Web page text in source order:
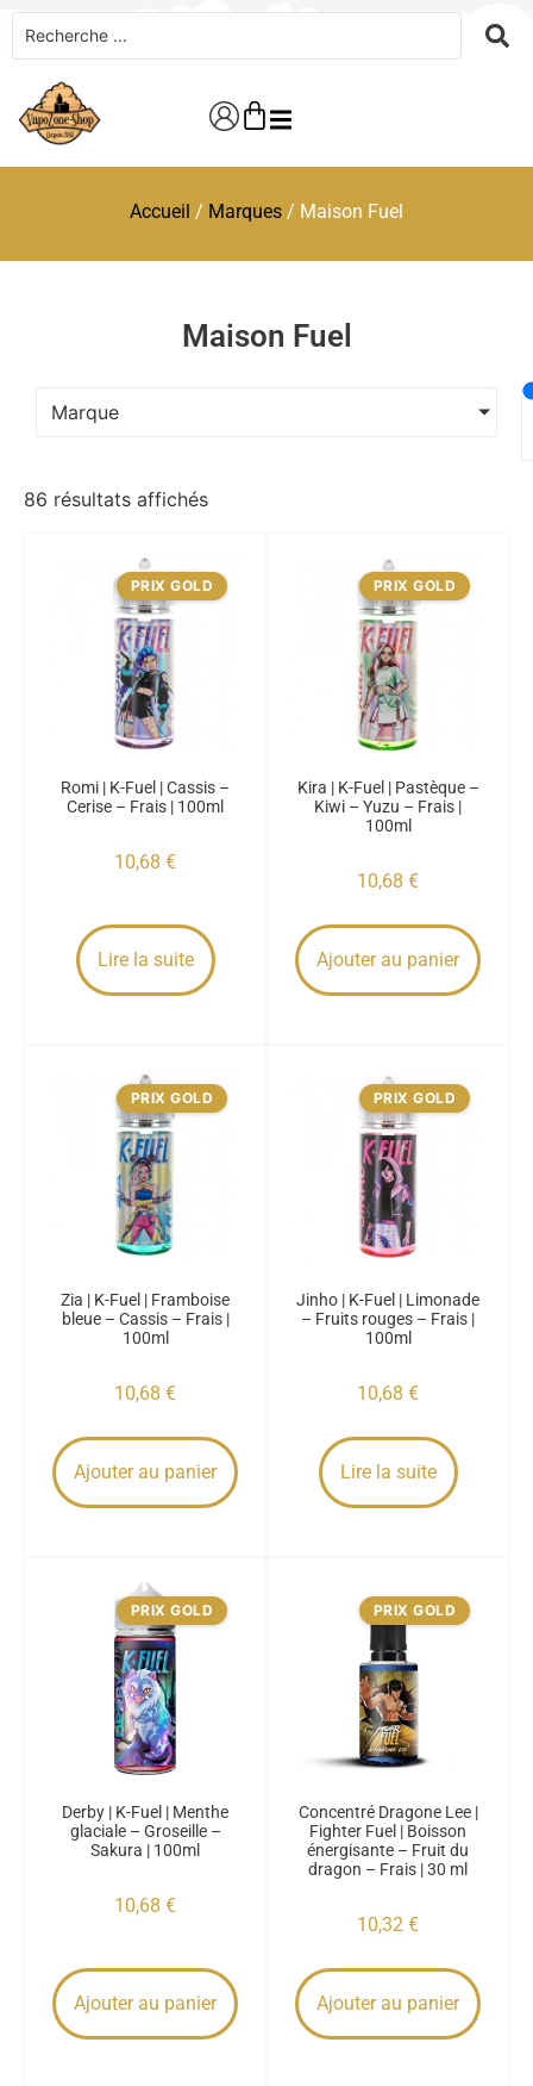
Accueil / Marques / Maison Fuel
Maison Fuel
Marque
86 résultats affichés
PRIX GOLD
Romi | K-Fuel | Cassis –
Cerise – Frais | 100ml
10,68 €
Lire la suite
PRIX GOLD
Kira | K-Fuel | Pastèque –
Kiwi – Yuzu – Frais |
100ml
10,68 €
Ajouter au panier
PRIX GOLD
Zia | K-Fuel | Framboise
bleue – Cassis – Frais |
100ml
10,68 €
Ajouter au panier
PRIX GOLD
Jinho | K-Fuel | Limonade
– Fruits rouges – Frais |
100ml
10,68 €
Lire la suite
PRIX GOLD
Derby | K-Fuel | Menthe
glaciale – Groseille –
Sakura | 100ml
10,68 €
Ajouter au panier
PRIX GOLD
Concentré Dragone Lee |
Fighter Fuel | Boisson
énergisante – Fruit du
dragon – Frais | 30 ml
10,32 €
Ajouter au panier